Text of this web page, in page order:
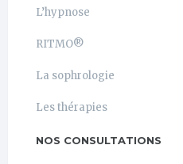
L’hypnose
RITMO®
La sophrologie
Les thérapies
NOS CONSULTATIONS